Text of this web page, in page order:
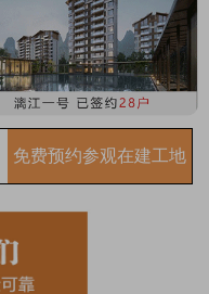
免费预约参观在建工地